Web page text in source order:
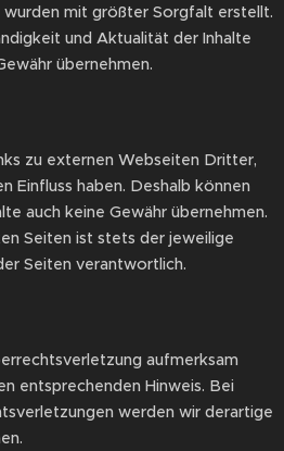
wurden mit größter Sorgfalt erstellt.
und Aktualität der Inhalte
übernehmen.
zu externen Webseiten Dritter,
Einfluss haben. Deshalb können
auch keine Gewähr übernehmen.
Seiten ist stets der jeweilige
Seiten verantwortlich.
aufmerksam
entsprechenden Hinweis. Bei
werden wir derartige